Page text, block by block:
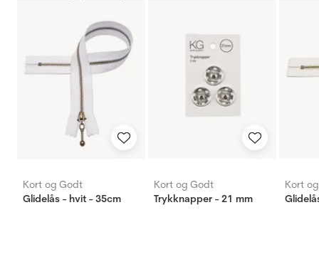
Kort og Godt
Glidelås - hvit - 35cm
Kort og Godt
Trykknapper - 21 mm
Kort